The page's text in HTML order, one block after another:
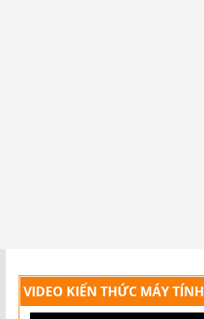
VIDEO KIẾN THỨC MÁY TÍNH